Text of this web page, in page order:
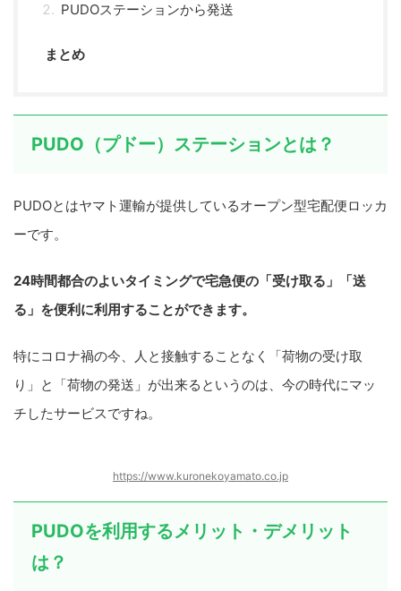
PUDOステーションから発送
まとめ
PUDO（プドー）ステーションとは？
PUDOとはヤマト運輸が提供しているオープン型宅配便ロッカ
ーです。
24時間都合のよいタイミングで宅急便の「受け取る」「送
る」を便利に利用することができます。
特にコロナ禍の今、人と接触することなく「荷物の受け取
り」と「荷物の発送」が出来るというのは、今の時代にマッ
チしたサービスですね。
https://www.kuronekoyamato.co.jp
PUDOを利用するメリット・デメリット
は？